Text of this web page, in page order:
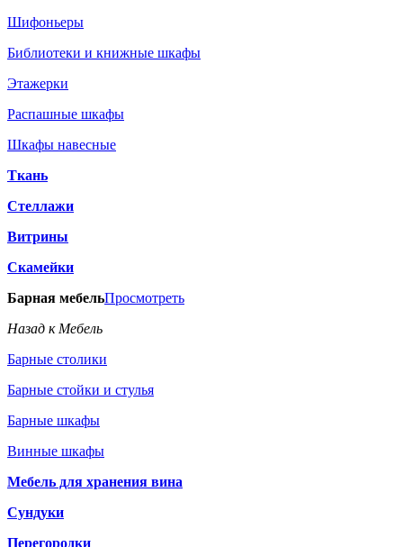
Шифоньеры
Библиотеки и книжные шкафы
Этажерки
Распашные шкафы
Шкафы навесные
Ткань
Стеллажи
Витрины
Скамейки
Барная мебельПросмотреть
Назад к Мебель
Барные столики
Барные стойки и стулья
Барные шкафы
Винные шкафы
Мебель для хранения вина
Сундуки
Перегородки